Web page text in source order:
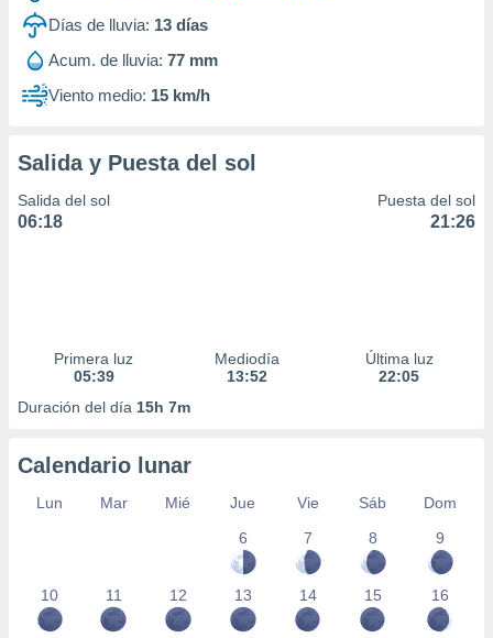
Días de lluvia: 13 días
Acum. de lluvia: 77 mm
Viento medio: 15 km/h
Salida y Puesta del sol
Salida del sol
06:18
Puesta del sol
21:26
Primera luz
05:39
Mediodía
13:52
Última luz
22:05
Duración del día 15h 7m
Calendario lunar
Lun Mar Mié Jue Vie Sáb
Dom
6
7 8 9
10 11 12 13 14 15 16